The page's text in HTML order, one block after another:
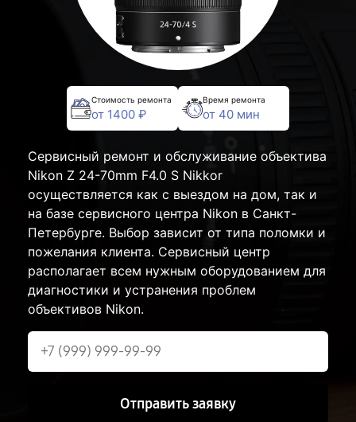
Стоимость ремонта
от 1400 ₽
Время ремонта
от 40 мин
Сервисный ремонт и обслуживание объектива
Nikon Z 24-70mm F4.0 S Nikkor
осуществляется как с выездом на дом, так и
на базе сервисного центра Nikon в Санкт-
Петербурге. Выбор зависит от типа поломки и
пожелания клиента. Сервисный центр
располагает всем нужным оборудованием для
диагностики и устранения проблем
объективов Nikon.
Отправить заявку